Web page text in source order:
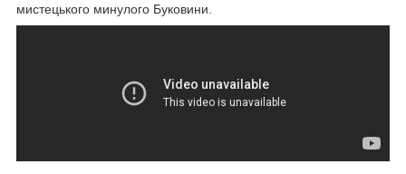
мистецького минулого Буковини.